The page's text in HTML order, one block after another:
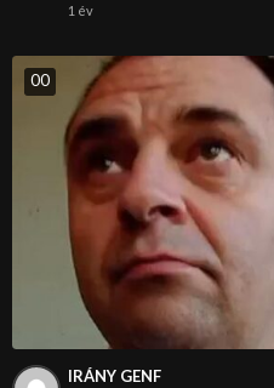
1 év
00
IRÁNY GENF